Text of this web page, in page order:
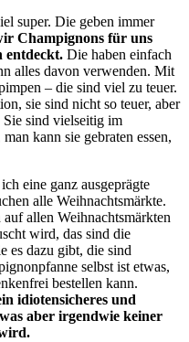
super. Die geben immer
Champignons für uns
entdeckt. Die haben einfach
alles davon verwenden. Mit
– die sind viel zu teuer.
sie sind nicht so teuer, aber
Sie sind vielseitig im
kann sie gebraten essen,
eine ganz ausgeprägte
alle Weihnachtsmärkte.
allen Weihnachtsmärkten
wird, das sind die
es dazu gibt, die sind
selbst ist etwas,
bestellen kann.
idiotensicheres und
aber irgendwie keiner